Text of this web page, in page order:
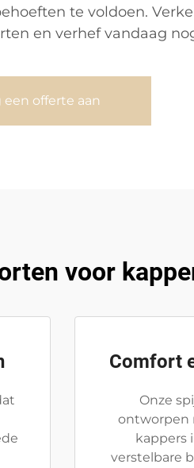
te voldoen.
en verhef vandaag
een offerte aan
voor
Comfort
Onze
ontworpen
kappers
verstelbare